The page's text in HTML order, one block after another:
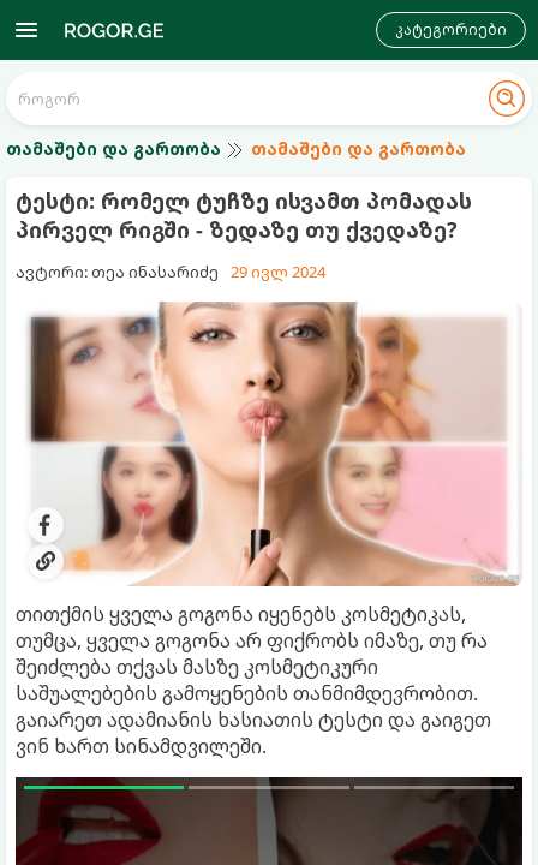
კატეგორიები
თამაშები და გართობა თამაშები და გართობა
ტესტი: რომელ ტუჩზე ისვამთ პომადას
პირველ რიგში - ზედაზე თუ ქვედაზე?
ავტორი: თეა ინასარიძე 29 ივლ 2024
თითქმის ყველა გოგონა იყენებს კოსმეტიკას,
თუმცა, ყველა გოგონა არ ფიქრობს იმაზე, თუ რა
შეიძლება თქვას მასზე კოსმეტიკური
საშუალებების გამოყენების თანმიმდევრობით.
გაიარეთ ადამიანის ხასიათის ტესტი და გაიგეთ
ვინ ხართ სინამდვილეში.